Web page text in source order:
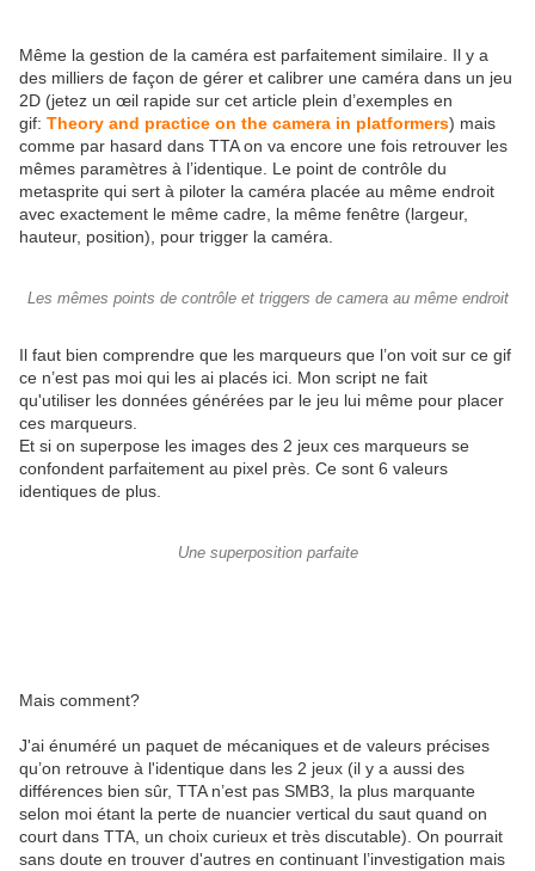
Même la gestion de la caméra est parfaitement similaire. Il y a
des milliers de façon de gérer et calibrer une caméra dans un jeu
2D (jetez un œil rapide sur cet article plein d’exemples en
gif: Theory and practice on the camera in platformers) mais
comme par hasard dans TTA on va encore une fois retrouver les
mêmes paramètres à l’identique. Le point de contrôle du
metasprite qui sert à piloter la caméra placée au même endroit
avec exactement le même cadre, la même fenêtre (largeur,
hauteur, position), pour trigger la caméra.
Les mêmes points de contrôle et triggers de camera au même endroit
Il faut bien comprendre que les marqueurs que l’on voit sur ce gif
ce n’est pas moi qui les ai placés ici. Mon script ne fait
qu'utiliser les données générées par le jeu lui même pour placer
ces marqueurs.
Et si on superpose les images des 2 jeux ces marqueurs se
confondent parfaitement au pixel près. Ce sont 6 valeurs
identiques de plus.
Une superposition parfaite
Mais comment?
J'ai énuméré un paquet de mécaniques et de valeurs précises
qu’on retrouve à l'identique dans les 2 jeux (il y a aussi des
différences bien sûr, TTA n’est pas SMB3, la plus marquante
selon moi étant la perte de nuancier vertical du saut quand on
court dans TTA, un choix curieux et très discutable). On pourrait
sans doute en trouver d'autres en continuant l’investigation mais